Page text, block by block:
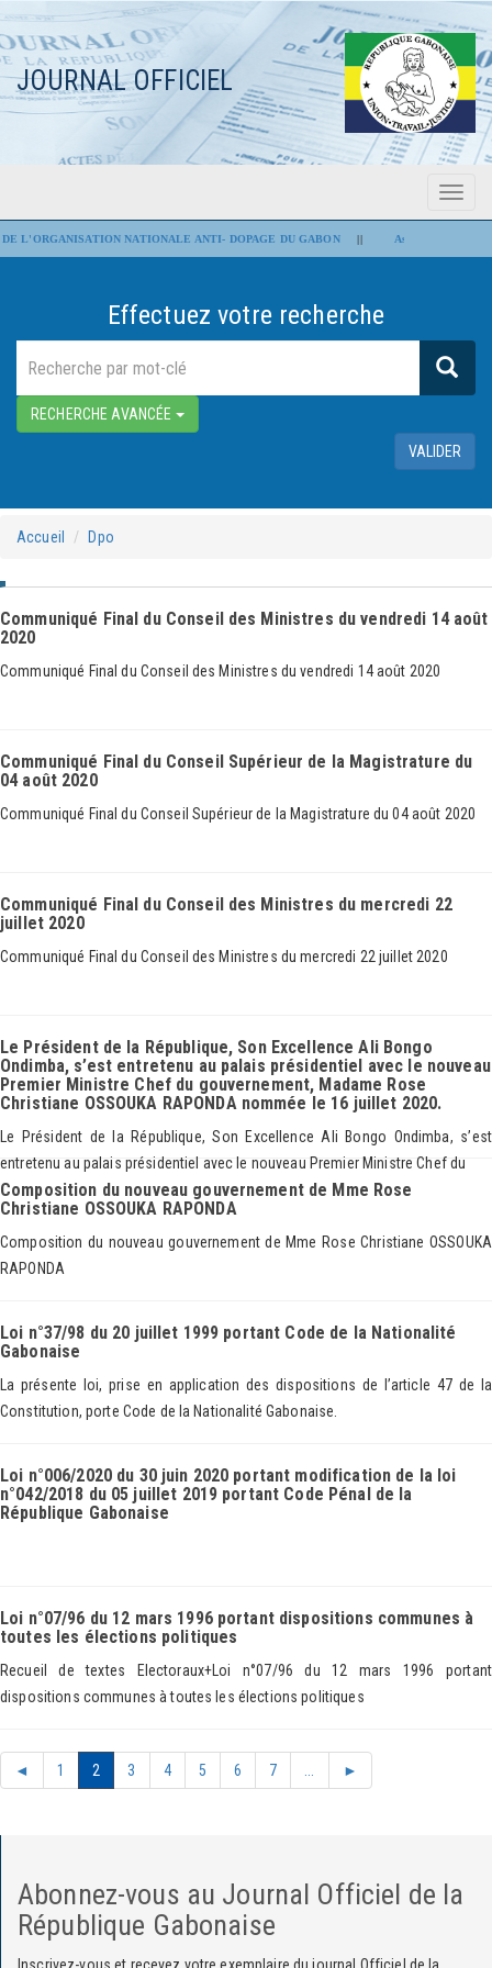
JOURNAL OFFICIEL
Menu
L'ORGANISATION NATIONALE ANTI- DOPAGE DU GABON|| Assemblée
Effectuez votre recherche
RECHERCHE AVANCÉE
VALIDER
Accueil Dpo
Communiqué Final du Conseil des Ministres du vendredi 14 août
2020
Communiqué Final du Conseil des Ministres du vendredi 14 août 2020
Communiqué Final du Conseil Supérieur de la Magistrature du
04 août 2020
Communiqué Final du Conseil Supérieur de la Magistrature du 04 août 2020
Communiqué Final du Conseil des Ministres du mercredi 22
juillet 2020
Communiqué Final du Conseil des Ministres du mercredi 22 juillet 2020
Le Président de la République, Son Excellence Ali Bongo
Ondimba, s’est entretenu au palais présidentiel avec le nouveau
Premier Ministre Chef du gouvernement, Madame Rose
Christiane OSSOUKA RAPONDA nommée le 16 juillet 2020.
Le Président de la République, Son Excellence Ali Bongo Ondimba, s’est
entretenu au palais présidentiel avec le nouveau Premier Ministre Chef du
Composition du nouveau gouvernement de Mme Rose
Christiane OSSOUKA RAPONDA
Composition du nouveau gouvernement de Mme Rose Christiane OSSOUKA
RAPONDA
Loi n°37/98 du 20 juillet 1999 portant Code de la Nationalité
Gabonaise
La présente loi, prise en application des dispositions de l’article 47 de la
Constitution, porte Code de la Nationalité Gabonaise.
Loi n°006/2020 du 30 juin 2020 portant modification de la loi
n°042/2018 du 05 juillet 2019 portant Code Pénal de la
République Gabonaise
Loi n°07/96 du 12 mars 1996 portant dispositions communes à
toutes les élections politiques
Recueil de textes Electoraux+Loi n°07/96 du 12 mars 1996 portant
dispositions communes à toutes les élections politiques
◄ 1 2 3 4 5 6 7 ►
Abonnez-vous au Journal Officiel de la
République Gabonaise